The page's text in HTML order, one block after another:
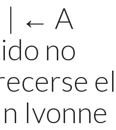
| ← A
no
el
Ivonne